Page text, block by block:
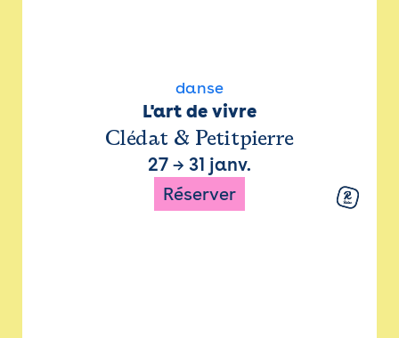
danse
L'art de vivre
Clédat & Petitpierre
27 → 31 janv.
Réserver